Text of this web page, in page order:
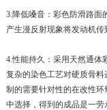
3.降低嗓音：彩色防滑路面
产生漫反射现象将发动机传
4.性能持久：采用天然通体
复杂的染色工艺对硬质骨
制的需要针对性的在改性
中选择，得到的成品是一